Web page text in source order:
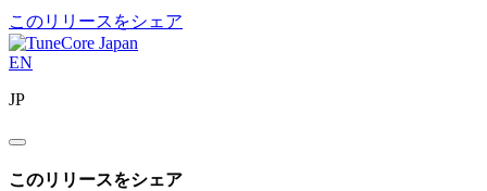
このリリースをシェア
EN
JP
このリリースをシェア